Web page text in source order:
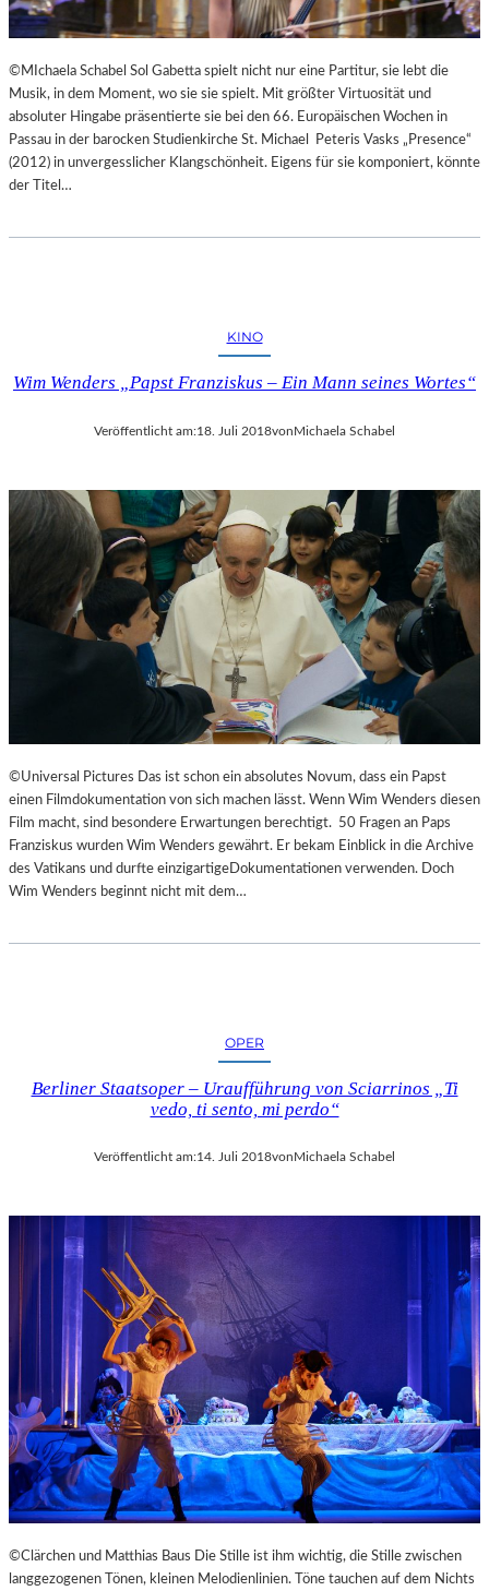
©MIchaela Schabel Sol Gabetta spielt nicht nur eine Partitur, sie lebt die
Musik, in dem Moment, wo sie sie spielt. Mit größter Virtuosität und
absoluter Hingabe präsentierte sie bei den 66. Europäischen Wochen in
Passau in der barocken Studienkirche St. Michael Peteris Vasks „Presence“
(2012) in unvergesslicher Klangschönheit. Eigens für sie komponiert, könnte
der Titel…
KINO
Wim Wenders „Papst Franziskus – Ein Mann seines Wortes“
Veröffentlicht am:18. Juli 2018vonMichaela Schabel
©Universal Pictures Das ist schon ein absolutes Novum, dass ein Papst
einen Filmdokumentation von sich machen lässt. Wenn Wim Wenders diesen
Film macht, sind besondere Erwartungen berechtigt. 50 Fragen an Paps
Franziskus wurden Wim Wenders gewährt. Er bekam Einblick in die Archive
des Vatikans und durfte einzigartigeDokumentationen verwenden. Doch
Wim Wenders beginnt nicht mit dem…
OPER
Berliner Staatsoper – Uraufführung von Sciarrinos „Ti
vedo, ti sento, mi perdo“
Veröffentlicht am:14. Juli 2018von Michaela Schabel
©Clärchen und Matthias Baus Die Stille ist ihm wichtig, die Stille zwischen
langgezogenen Tönen, kleinen Melodienlinien. Töne tauchen auf dem Nichts